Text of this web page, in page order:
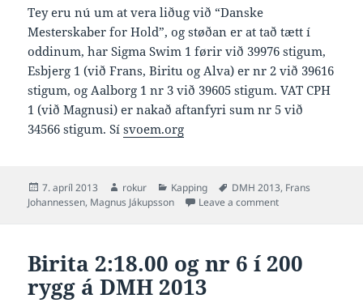
Tey eru nú um at vera liðug við “Danske
Mesterskaber for Hold”, og støðan er at tað tætt í
oddinum, har Sigma Swim 1 førir við 39976 stigum,
Esbjerg 1 (við Frans, Biritu og Alva) er nr 2 við 39616
stigum, og Aalborg 1 nr 3 við 39605 stigum. VAT CPH
1 (við Magnusi) er nakað aftanfyri sum nr 5 við
34566 stigum. Sísvoem.org
Posted
on
7. apríl 2013 Author
rokur Categories
Kapping Tags
DMH 2013, Frans
Johannessen, Magnus Jákupsson Leave a commenton Frans nr 2 í
Birita 2:18.00 og nr 6 í 200
rygg á DMH 2013